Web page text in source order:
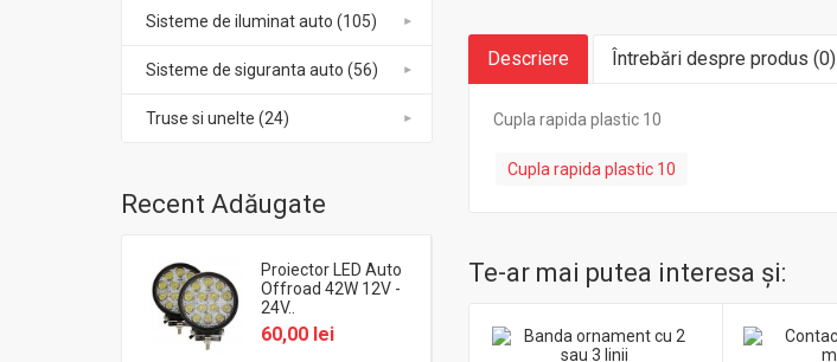
Sisteme de iluminat auto (105)
Sisteme de siguranta auto (56)
Truse si unelte (24)
Recent Adăugate
Proiector LED Auto
Offroad 42W 12V -
24V..
60,00 lei
Descriere Întrebări despre produs (0)
Cupla rapida plastic 10
Cupla rapida plastic 10
Te-ar mai putea interesa şi: